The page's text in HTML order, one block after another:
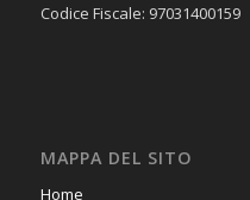
Codice Fiscale: 97031400159
MAPPA DEL SITO
Home